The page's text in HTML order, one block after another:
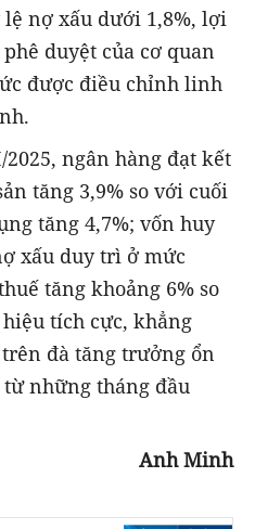
nợ xấu dưới 1,8%, lợi
duyệt của cơ quan
được điều chỉnh linh
ngân hàng đạt kết
tăng 3,9% so với cuối
tăng 4,7%; vốn huy
xấu duy trì ở mức
tăng khoảng 6% so
tích cực, khẳng
đà tăng trưởng ổn
những tháng đầu
Anh Minh